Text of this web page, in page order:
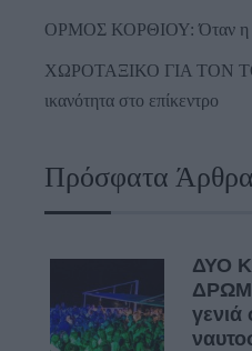
ΟΡΜΟΣ ΚΟΡΘΙΟΥ: Όταν η
ΧΩΡΟΤΑΞΙΚΟ ΓΙΑ ΤΟΝ
ικανότητα στο επίκεντρο
Πρόσφατα Άρθρα
ΔΥΟ
γενιά